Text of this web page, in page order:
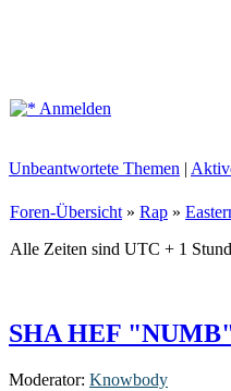
Anmelden
Unbeantwortete Themen |
Foren-Übersicht » Rap »
Alle Zeiten sind UTC + 1
SHA HEF
Moderator: Knowbody